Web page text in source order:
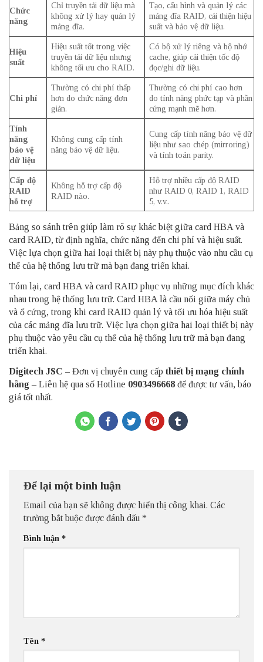
Chức
năng
Chỉ truyền tải dữ liệu mà
không xử lý hay quản lý
mảng đĩa.
Tạo, cấu hình và quản lý các
mảng đĩa RAID, cải thiện hiệu
suất và bảo vệ dữ liệu.
Hiệu
suất
Hiệu suất tốt trong việc
truyền tải dữ liệu nhưng
không tối ưu cho RAID.
Có bộ xử lý riêng và bộ nhớ
cache, giúp cải thiện tốc độ
đọc/ghi dữ liệu.
Chi phí
Thường có chi phí thấp
hơn do chức năng đơn
giản.
Thường có chi phí cao hơn
do tính năng phức tạp và phần
cứng mạnh mẽ hơn.
Tính
năng
bảo vệ
dữ liệu
Không cung cấp tính
năng bảo vệ dữ liệu.
Cung cấp tính năng bảo vệ dữ
liệu như sao chép (mirroring)
và tính toán parity.
Cấp độ
RAID
hỗ trợ
Không hỗ trợ cấp độ
RAID nào.
Hỗ trợ nhiều cấp độ RAID
như RAID 0, RAID 1, RAID
5, v.v..
Bảng so sánh trên giúp làm rõ sự khác biệt giữa card HBA và
card RAID, từ định nghĩa, chức năng đến chi phí và hiệu suất.
Việc lựa chọn giữa hai loại thiết bị này phụ thuộc vào nhu cầu cụ
thể của hệ thống lưu trữ mà bạn đang triển khai.
Tóm lại, card HBA và card RAID phục vụ những mục đích khác
nhau trong hệ thống lưu trữ. Card HBA là cầu nối giữa máy chủ
và ổ cứng, trong khi card RAID quản lý và tối ưu hóa hiệu suất
của các mảng đĩa lưu trữ. Việc lựa chọn giữa hai loại thiết bị này
phụ thuộc vào yêu cầu cụ thể của hệ thống lưu trữ mà bạn đang
triển khai.
Digitech JSC – Đơn vị chuyên cung cấp thiết bị mạng chính
hãng – Liên hệ qua số Hotline 0903496668 để được tư vấn, báo
giá tốt nhất.
Để lại một bình luận
Email của bạn sẽ không được hiển thị công khai. Các
trường bắt buộc được đánh dấu *
Bình luận *
Tên *